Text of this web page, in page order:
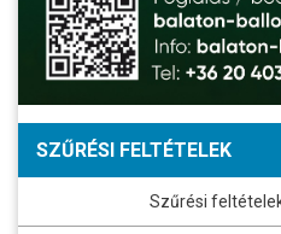
SZŰRÉSI FELTÉTELEK
Szűrési